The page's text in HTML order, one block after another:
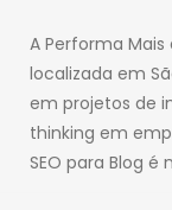
A Performa
localizada em
em projetos de
thinking em
SEO para Blog